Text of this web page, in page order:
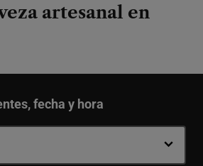
artesanal en
fecha y hora
- +